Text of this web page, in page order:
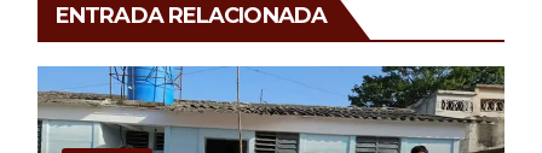
ENTRADA RELACIONADA